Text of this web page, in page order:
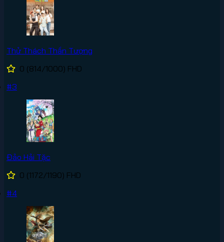
Thử Thách Thần Tượng
0 (814/1000) FHD
#3
Đảo Hải Tặc
0 (1172/1190) FHD
#4